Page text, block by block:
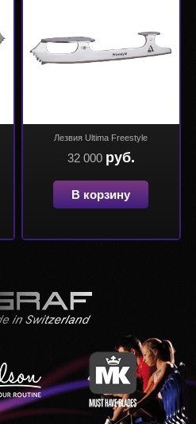
Лезвия Ultima Freestyle
32 000 руб.
В корзину